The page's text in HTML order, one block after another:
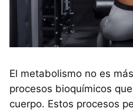
El metabolismo no es
procesos bioquímicos
cuerpo. Estos procesos